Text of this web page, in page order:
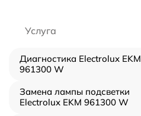
Услуга
Диагностика Electrolux EKM
961300 W
Замена лампы подсветки
Electrolux EKM 961300 W